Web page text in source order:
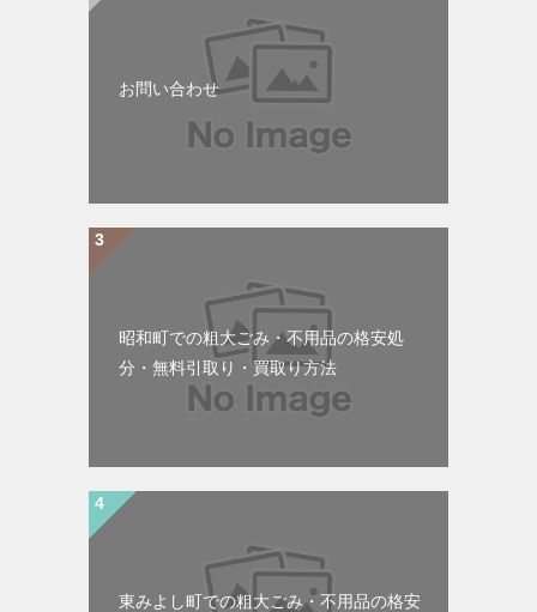
お問い合わせ
昭和町での粗大ごみ・不用品の格安処
分・無料引取り・買取り方法
東みよし町での粗大ごみ・不用品の格安